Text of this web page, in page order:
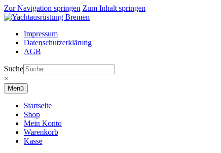
Zur Navigation springen Zum Inhalt springen
Impressum
Datenschutzerklärung
AGB
Suche
×
Menü
Startseite
Shop
Mein Konto
Warenkorb
Kasse